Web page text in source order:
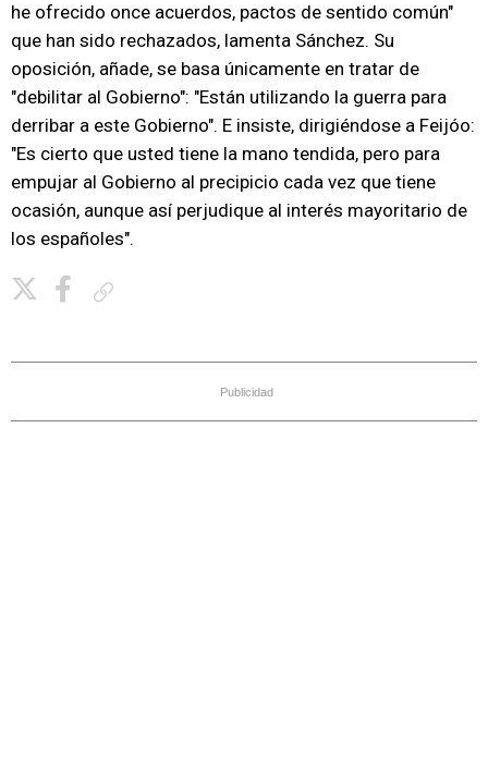
he ofrecido once acuerdos, pactos de sentido común"
que han sido rechazados, lamenta Sánchez. Su
oposición, añade, se basa únicamente en tratar de
"debilitar al Gobierno": "Están utilizando la guerra para
derribar a este Gobierno". E insiste, dirigiéndose a Feijóo:
"Es cierto que usted tiene la mano tendida, pero para
empujar al Gobierno al precipicio cada vez que tiene
ocasión, aunque así perjudique al interés mayoritario de
los españoles".
Publicidad